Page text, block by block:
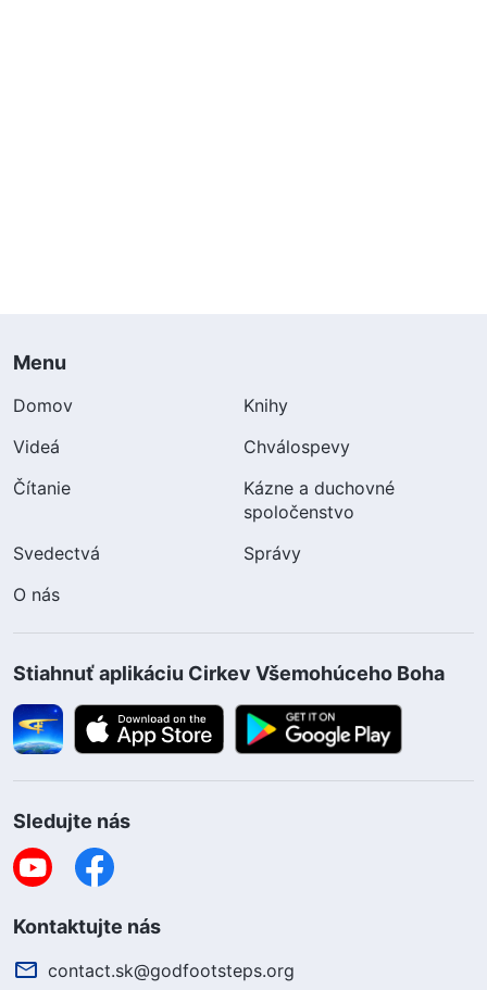
Menu
Domov
Knihy
Videá
Chválospevy
Čítanie
Kázne a duchovné
spoločenstvo
Svedectvá
Správy
O nás
Stiahnuť aplikáciu Cirkev Všemohúceho Boha
Sledujte nás
Kontaktujte nás
contact.sk@godfootsteps.org